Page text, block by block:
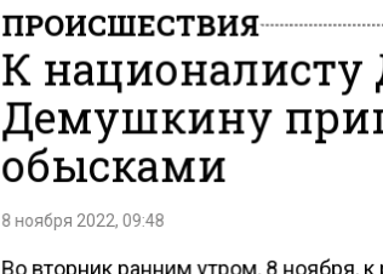
ПРОИСШЕСТВИЯ
К
Демушкину
обысками
8 ноября 2022, 09:48
Во вторник ранним утром, 8 ноября,